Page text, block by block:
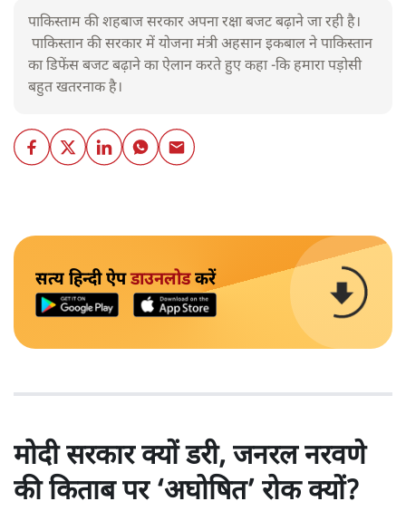
पाकिस्ताम की शहबाज सरकार अपना रक्षा बजट बढ़ाने जा रही है।
पाकिस्तान की सरकार में योजना मंत्री अहसान इकबाल ने पाकिस्तान
का डिफेंस बजट बढ़ाने का ऐलान करते हुए कहा -कि हमारा पड़ोसी
बहुत खतरनाक है।
सत्य हिन्दी ऐपडाउनलोडकरें
मोदी सरकार क्यों डरी, जनरल नरवणे
की किताब पर ‘अघोषित’ रोक क्यों?